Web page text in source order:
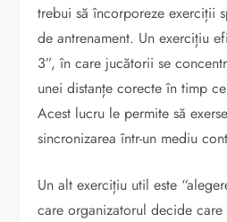
trebui să încorporeze exerciții
de antrenament. Un exercițiu
3”, în care jucătorii se
unei distanțe corecte în timp
Acest lucru le permite să
sincronizarea într-un mediu
Un alt exercițiu util este
care organizatorul decide